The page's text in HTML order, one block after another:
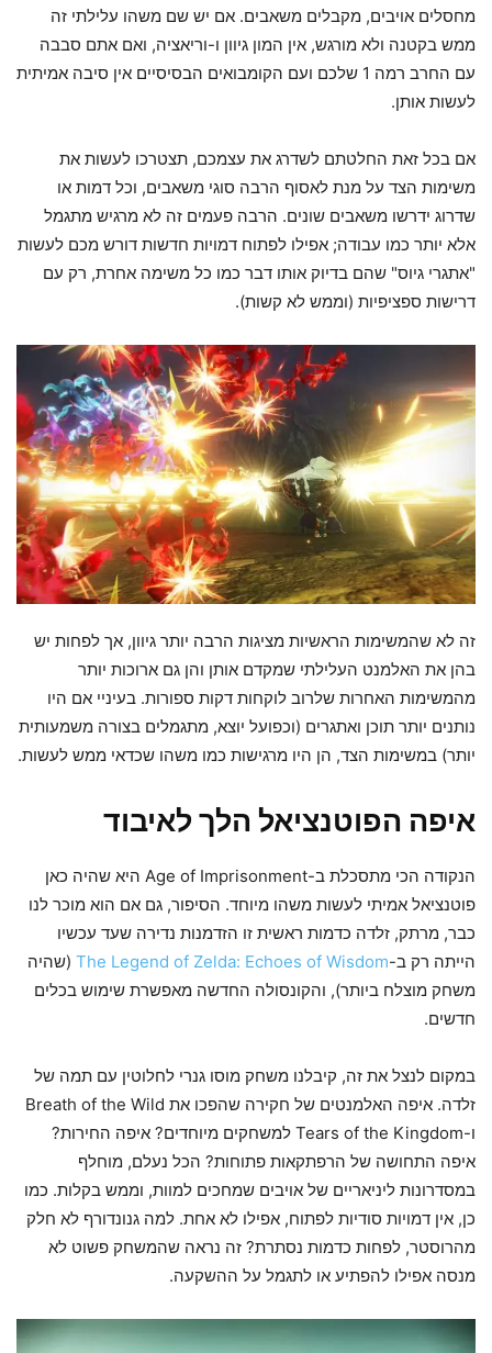
מחסלים אויבים, מקבלים משאבים. אם יש שם משהו עלילתי זה
ממש בקטנה ולא מורגש, אין המון גיוון ו-וריאציה, ואם אתם סבבה
עם החרב רמה 1 שלכם ועם הקומבואים הבסיסיים אין סיבה אמיתית
לעשות אותן.
אם בכל זאת החלטתם לשדרג את עצמכם, תצטרכו לעשות את
משימות הצד על מנת לאסוף הרבה סוגי משאבים, וכל דמות או
שדרוג ידרשו משאבים שונים. הרבה פעמים זה לא מרגיש מתגמל
אלא יותר כמו עבודה; אפילו לפתוח דמויות חדשות דורש מכם לעשות
"אתגרי גיוס" שהם בדיוק אותו דבר כמו כל משימה אחרת, רק עם
דרישות ספציפיות (וממש לא קשות).
זה לא שהמשימות הראשיות מציגות הרבה יותר גיוון, אך לפחות יש
בהן את האלמנט העלילתי שמקדם אותן והן גם ארוכות יותר
מהמשימות האחרות שלרוב לוקחות דקות ספורות. בעיניי אם היו
נותנים יותר תוכן ואתגרים (וכפועל יוצא, מתגמלים בצורה משמעותית
יותר) במשימות הצד, הן היו מרגישות כמו משהו שכדאי ממש לעשות.
איפה הפוטנציאל הלך לאיבוד
הנקודה הכי מתסכלת ב-Age of Imprisonment היא שהיה כאן
פוטנציאל אמיתי לעשות משהו מיוחד. הסיפור, גם אם הוא מוכר לנו
כבר, מרתק, זלדה כדמות ראשית זו הזדמנות נדירה שעד עכשיו
הייתה רק ב-The Legend of Zelda: Echoes of Wisdom (שהיה
משחק מוצלח ביותר), והקונסולה החדשה מאפשרת שימוש בכלים
חדשים.
במקום לנצל את זה, קיבלנו משחק מוסו גנרי לחלוטין עם תמה של
זלדה. איפה האלמנטים של חקירה שהפכו את Breath of the Wild
ו-Tears of the Kingdom למשחקים מיוחדים? איפה החירות?
איפה התחושה של הרפתקאות פתוחות? הכל נעלם, מוחלף
במסדרונות ליניאריים של אויבים שמחכים למוות, וממש בקלות. כמו
כן, אין דמויות סודיות לפתוח, אפילו לא אחת. למה גנונדורף לא חלק
מהרוסטר, לפחות כדמות נסתרת? זה נראה שהמשחק פשוט לא
מנסה אפילו להפתיע או לתגמל על ההשקעה.